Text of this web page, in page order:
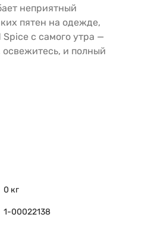
неприятный
пятен на одежде,
с самого утра —
освежитесь, и полный
0 кг
1-00022138